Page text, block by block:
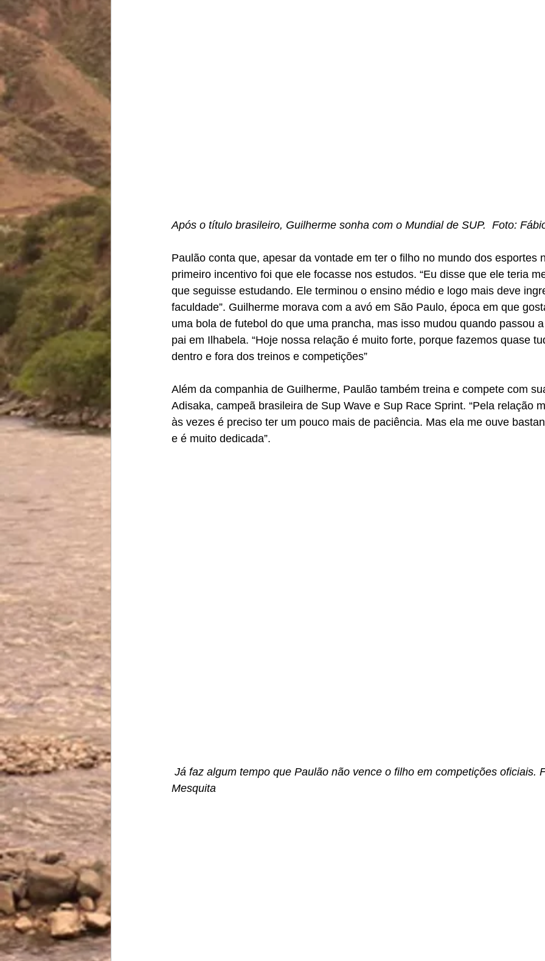
Após o título brasileiro, Guilherme sonha com o Mundial de SUP.  Foto:
Paulão conta que, apesar da vontade em ter o filho no mundo dos esportes
primeiro incentivo foi que ele focasse nos estudos. “Eu disse que ele teria
que seguisse estudando. Ele terminou o ensino médio e logo mais deve
faculdade”. Guilherme morava com a avó em São Paulo, época em que
uma bola de futebol do que uma prancha, mas isso mudou quando passou
pai em Ilhabela. “Hoje nossa relação é muito forte, porque fazemos quase
dentro e fora dos treinos e competições”
Além da companhia de Guilherme, Paulão também treina e compete com
Adisaka, campeã brasileira de Sup Wave e Sup Race Sprint. “Pela relação
às vezes é preciso ter um pouco mais de paciência. Mas ela me ouve
e é muito dedicada”.
Mesquita